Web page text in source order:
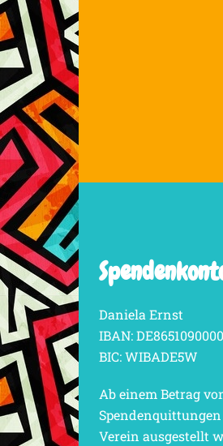
Daniela Ernst
IBAN:
BIC: WIBADE5W
Ab einem Betrag
Verein ausgestellt